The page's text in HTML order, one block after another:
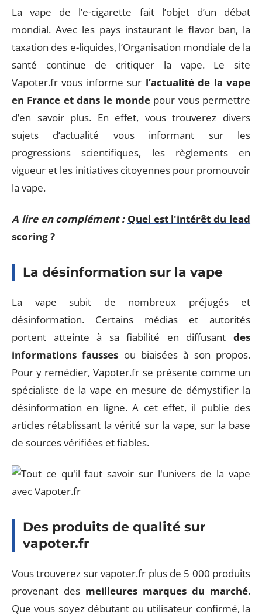
La vape de l’e-cigarette fait l’objet d’un débat
mondial. Avec les pays instaurant le flavor ban, la
taxation des e-liquides, l’Organisation mondiale de la
santé continue de critiquer la vape. Le site
Vapoter.fr vous informe sur l’actualité de la vape
en France et dans le mondepour vous permettre
d’en savoir plus. En effet, vous trouverez divers
sujets d’actualité vous informant sur les
progressions scientifiques, les règlements en
vigueur et les initiatives citoyennes pour promouvoir
la vape.
A lire en complément : Quel est l'intérêt du lead
scoring ?
La désinformation sur la vape
La vape subit de nombreux préjugés et
désinformation. Certains médias et autorités
portent atteinte à sa fiabilité en diffusant des
informations fausses ou biaisées à son propos.
Pour y remédier, Vapoter.fr se présente comme un
spécialiste de la vape en mesure de démystifier la
désinformation en ligne. A cet effet, il publie des
articles rétablissant la vérité sur la vape, sur la base
de sources vérifiées et fiables.
Des produits de qualité sur
vapoter.fr
Vous trouverez sur vapoter.fr plus de 5 000 produits
provenant des meilleures marques du marché.
Que vous soyez débutant ou utilisateur confirmé, la